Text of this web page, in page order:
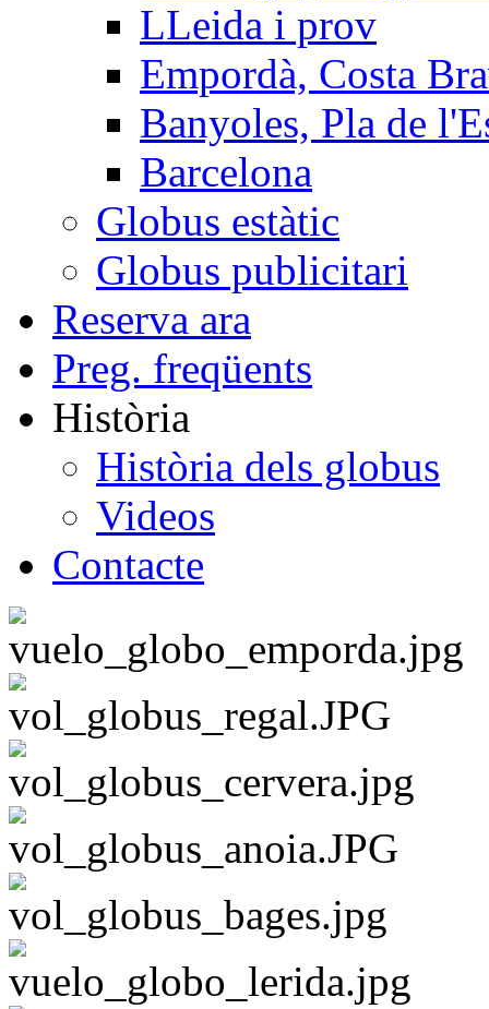
LLeida i prov
Empordà, Costa
Banyoles, Pla de
Barcelona
Globus estàtic
Globus publicitari
Reserva ara
Preg. freqüents
Història
Història dels globus
Videos
Contacte